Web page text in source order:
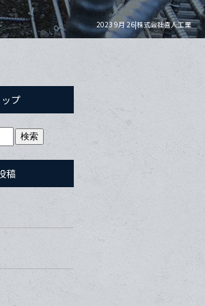
2023 9月 26|株式会社喜人工業
プ
稿